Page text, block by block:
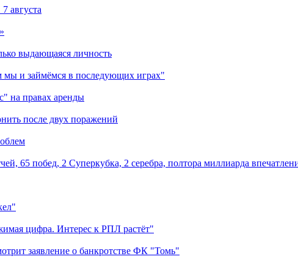
августа
выдающаяся личность
и займёмся в последующих играх"
на правах аренды
после двух поражений
65 побед, 2 Суперкубка, 2 серебра, полтора миллиарда
цифра. Интерес к РПЛ растёт"
заявление о банкротстве ФК "Томь"